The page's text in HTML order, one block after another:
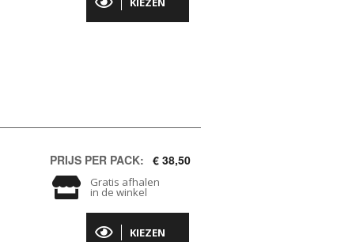
PRIJS PER PACK: € 38,50
Gratis afhalen
in de winkel
KIEZEN